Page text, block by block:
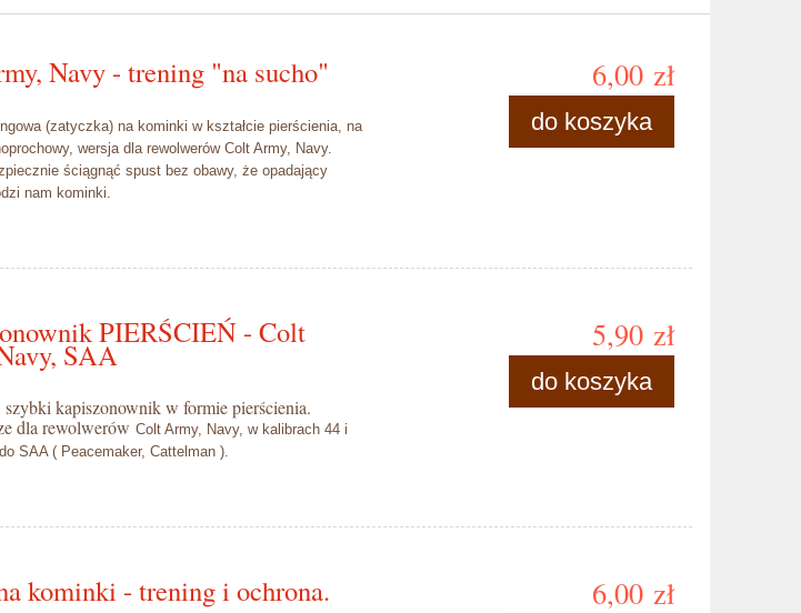
Navy - trening "na sucho"
(zatyczka) na kominki w kształcie pierścienia, na
wersja dla rewolwerów Colt Army, Navy.
ściągnąć spust bez obawy, że opadający
nam kominki.
6,00 zł
do koszyka
PIERŚCIEŃ - Colt
SAA
szybki kapiszonownik w formie pierścienia.
dla rewolwerów Colt Army, Navy, w kalibrach 44 i
SAA ( Peacemaker, Cattelman ).
5,90 zł
do koszyka
kominki - trening i ochrona. 6,00 zł